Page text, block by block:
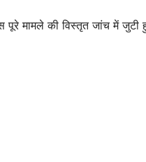
पूरे मामले की विस्तृत जांच में जुटी